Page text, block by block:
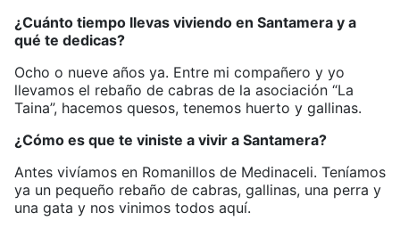
¿Cuánto tiempo llevas viviendo en Santamera y a
qué te dedicas?
Ocho o nueve años ya. Entre mi compañero y yo
llevamos el rebaño de cabras de la asociación “La
Taina”, hacemos quesos, tenemos huerto y gallinas.
¿Cómo es que te viniste a vivir a Santamera?
Antes vivíamos en Romanillos de Medinaceli. Teníamos
ya un pequeño rebaño de cabras, gallinas, una perra y
una gata y nos vinimos todos aquí.